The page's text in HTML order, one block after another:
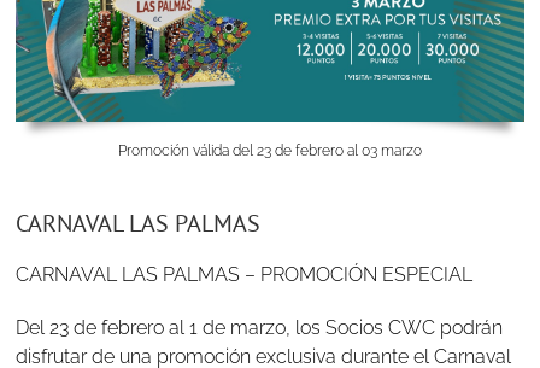
Promoción válida del 23 de febrero al 03 marzo
CARNAVAL LAS PALMAS
CARNAVAL LAS PALMAS – PROMOCIÓN ESPECIAL
Del 23 de febrero al 1 de marzo, los Socios CWC podrán
disfrutar de una promoción exclusiva durante el Carnaval